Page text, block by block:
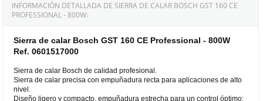
INFORMACIÓN DETALLADA DE SIERRA DE CALAR BOSCH GST 160 CE
PROFESSIONAL - 800W:
Sierra de calar Bosch GST 160 CE Professional - 800W
Ref. 0601517000
Sierra de calar Bosch de calidad profesional.
Sierra de calar precisa con empuñadura recta para aplicaciones de alto
nivel.
Diseño ligero y compacto, empuñadura estrecha para un control óptimo;